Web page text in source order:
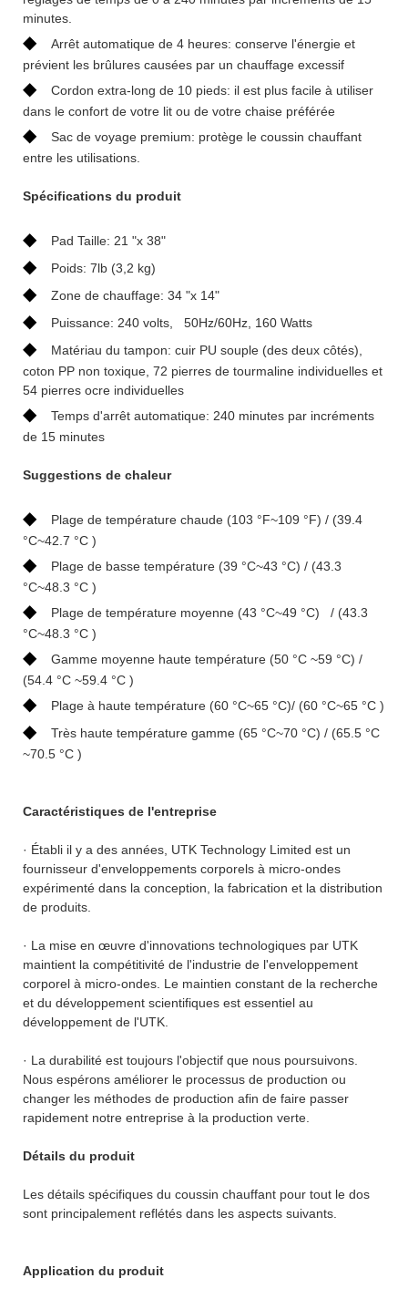
minutes.
◆
Arrêt automatique de 4 heures: conserve l'énergie et
prévient les brûlures causées par un chauffage excessif
◆
Cordon extra-long de 10 pieds: il est plus facile à utiliser
dans le confort de votre lit ou de votre chaise préférée
◆
Sac de voyage premium: protège le coussin chauffant
entre les utilisations.
Spécifications du produit
◆ Pad Taille: 21 "x 38"
◆ Poids: 7lb (3,2 kg)
◆ Zone de chauffage: 34 "x 14"
◆ Puissance: 240 volts, 50Hz/60Hz, 160 Watts
◆
Matériau du tampon: cuir PU souple (des deux côtés),
coton PP non toxique, 72 pierres de tourmaline individuelles et
54 pierres ocre individuelles
◆
Temps d'arrêt automatique: 240 minutes par incréments
de 15 minutes
Suggestions de chaleur
◆
Plage de température chaude (103 °F~109 °F) / (39.4
°C~42.7 °C )
◆
Plage de basse température (39 °C~43 °C) / (43.3
°C~48.3 °C )
◆
Plage de température moyenne (43 °C~49 °C) / (43.3
°C~48.3 °C )
◆
Gamme moyenne haute température (50 °C ~59 °C) /
(54.4 °C ~59.4 °C )
◆ Plage à haute température (60 °C~65 °C)/ (60 °C~65 °C )
◆
Très haute température gamme (65 °C~70 °C) / (65.5 °C
~70.5 °C )
Caractéristiques de l'entreprise
· Établi il y a des années, UTK Technology Limited est un
fournisseur d'enveloppements corporels à micro-ondes
expérimenté dans la conception, la fabrication et la distribution
de produits.
· La mise en œuvre d'innovations technologiques par UTK
maintient la compétitivité de l'industrie de l'enveloppement
corporel à micro-ondes. Le maintien constant de la recherche
et du développement scientifiques est essentiel au
développement de l'UTK.
· La durabilité est toujours l'objectif que nous poursuivons.
Nous espérons améliorer le processus de production ou
changer les méthodes de production afin de faire passer
rapidement notre entreprise à la production verte.
Détails du produit
Les détails spécifiques du coussin chauffant pour tout le dos
sont principalement reflétés dans les aspects suivants.
Application du produit